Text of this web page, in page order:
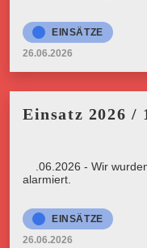
EINSÄTZE
26.06.2026
Einsatz 2026 /
26.06.2026 - Wir
alarmiert.
EINSÄTZE
26.06.2026